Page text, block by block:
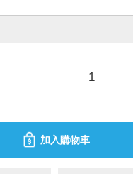
加入購物車